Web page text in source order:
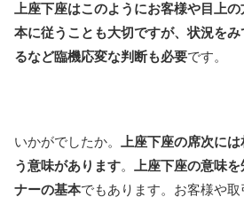
上座下座はこのようにお客様や目上
本に従うことも大切ですが、状況を
るなど臨機応変な判断も必要です。
いかがでしたか。
上座下座の席次に
う意味があります。
上座下座の意味
ナーの基本でもあります。お客様や